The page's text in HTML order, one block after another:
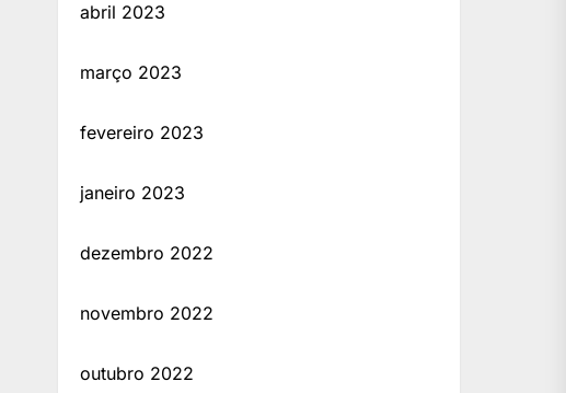
abril 2023
março 2023
fevereiro 2023
janeiro 2023
dezembro 2022
novembro 2022
outubro 2022